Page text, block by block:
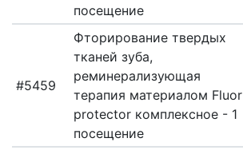
посещение
#5459
Фторирование твердых
тканей зуба,
реминерализующая
терапия материалом Fluor
protector комплексное - 1
посещение